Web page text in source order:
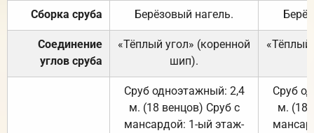
Сборка сруба Берёзовый нагель.
Соединение
углов сруба
«Тёплый угол» (коренной
шип).
«Тёплый
Сруб одноэтажный: 2,4
м. (18 венцов) Сруб с
мансардой: 1-ый этаж-
Сруб
м. (18